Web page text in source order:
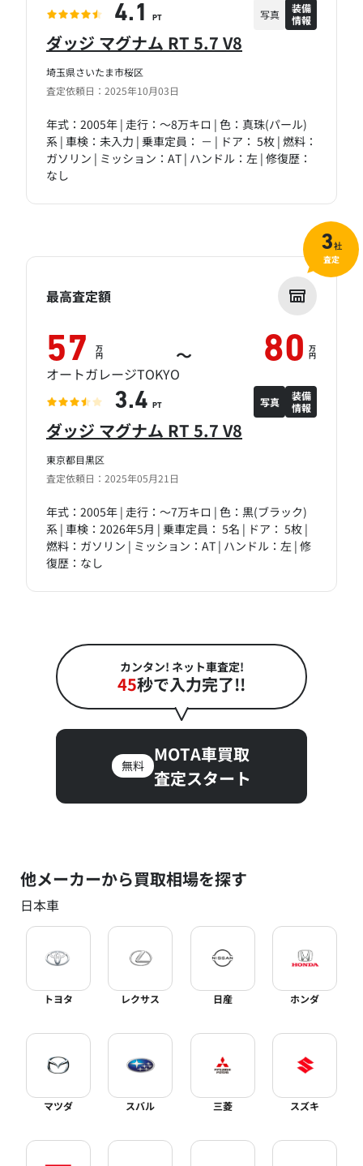
埼玉県さいたま市桜区
査定依頼日：2025年10月03日
ダッジ マグナム RT 5.7 V8
年式：2005年 | 走行：～8万キロ | 色：真珠(パール)
系 | 車検：未入力 | 乗車定員： － | ドア： 5枚 | 燃料：
ガソリン | ミッション：AT | ハンドル：左 | 修復歴：
なし
4.1 PT 写真
装備
情報
東京都目黒区
査定依頼日：2025年05月21日
ダッジ マグナム RT 5.7 V8
年式：2005年 | 走行：～7万キロ | 色：黒(ブラック)
系 | 車検：2026年5月 | 乗車定員： 5名 | ドア： 5枚 |
燃料：ガソリン | ミッション：AT | ハンドル：左 | 修
復歴：なし
最高査定額
57 万
円 ～ 80 万
円
オートガレージTOKYO
3.4 PT 写真
装備
情報
3社
査定
カンタン! ネット車査定!
45秒で入力完了!!
無料
MOTA車買取
査定スタート
他メーカーから買取相場を探す
日本車
トヨタ レクサス 日産 ホンダ
マツダ スバル 三菱 スズキ